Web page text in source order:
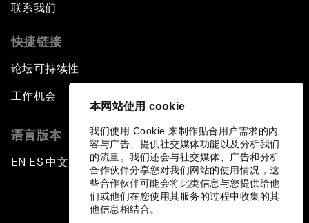
本网站使用 cookie
我们使用 Cookie 来制作贴合用户需求的内
容与广告、提供社交媒体功能以及分析我们
的流量。我们还会与社交媒体、广告和分析
合作伙伴分享您对我们网站的使用情况，这
些合作伙伴可能会将此类信息与您提供给他
们或他们在您使用其服务的过程中收集的其
他信息相结合。
联系我们
快捷链接
论坛可持续性
工作机会
语言版本
EN ▪ES▪中文▪ 日本語